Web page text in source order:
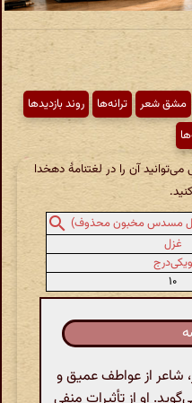
مشق شعر ترانه‌ها
روند بازدیدها
آن را در لغتنامهٔ دهخدا
مسدس مخبون محذوف)
غزل
ویکی‌درج
۱۰
از عواطف عمیق و
او از تأثیرات منفی